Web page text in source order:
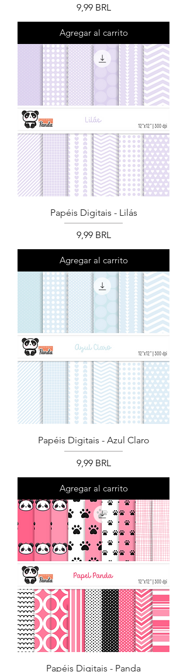
Precio
9,99 BRL
Agregar al carrito
Papéis Digitais - Lilás
Precio
9,99 BRL
Agregar al carrito
Papéis Digitais - Azul Claro
Precio
9,99 BRL
Agregar al carrito
Papéis Digitais - Panda